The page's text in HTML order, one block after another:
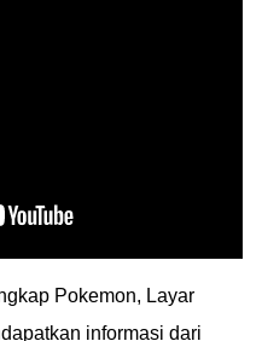
Pokemon, Layar
informasi dari